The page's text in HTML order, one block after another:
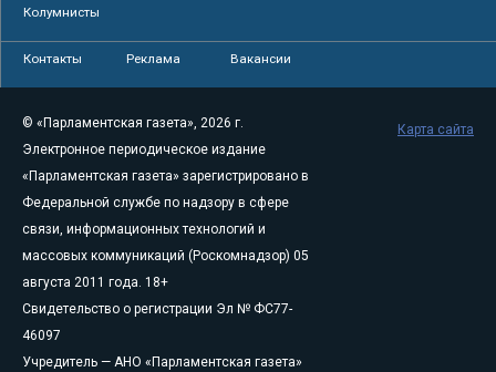
Колумнисты
Контакты Реклама Вакансии
© «Парламентская газета», 2026 г.
Электронное периодическое издание
«Парламентская газета» зарегистрировано в
Федеральной службе по надзору в сфере
связи, информационных технологий и
массовых коммуникаций (Роскомнадзор) 05
августа 2011 года. 18+
Свидетельство о регистрации Эл № ФС77-
46097
Учредитель — АНО «Парламентская газета»
Карта сайта